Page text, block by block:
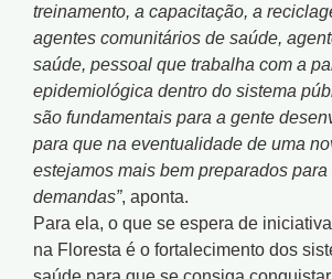
treinamento, a capacitação, a
agentes comunitários de saúde,
saúde, pessoal que trabalha com a
epidemiológica dentro do sistema
são fundamentais para a gente
para que na eventualidade de uma
estejamos mais bem preparados para
demandas”, aponta.
Para ela, o que se espera de
na Floresta é o fortalecimento dos